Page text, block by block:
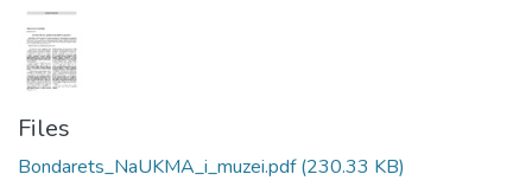
Files
Bondarets_NaUKMA_i_muzei.pdf(230.33 KB)